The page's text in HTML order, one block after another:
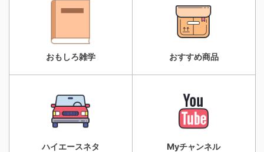
おもしろ雑学 おすすめ商品
ハイエースネタ Myチャンネル